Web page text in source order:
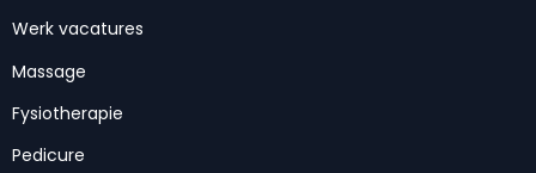
Werk vacatures
Massage
Fysiotherapie
Pedicure